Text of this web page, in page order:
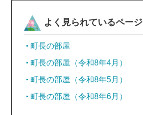
よく見られているページ
町長の部屋
町長の部屋（令和8年4月）
町長の部屋（令和8年5月）
町長の部屋（令和8年6月）